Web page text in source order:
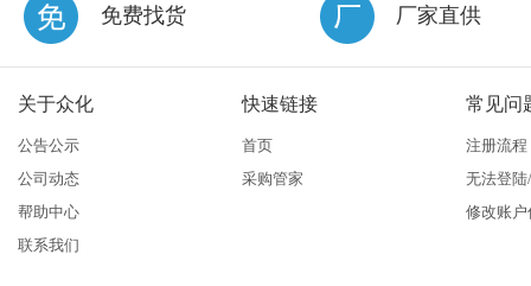
免费找货 厂家直供
关于众化
公告公示
公司动态
帮助中心
联系我们
快速链接
首页
采购管家
常见问
注册流程
无法登
修改账户